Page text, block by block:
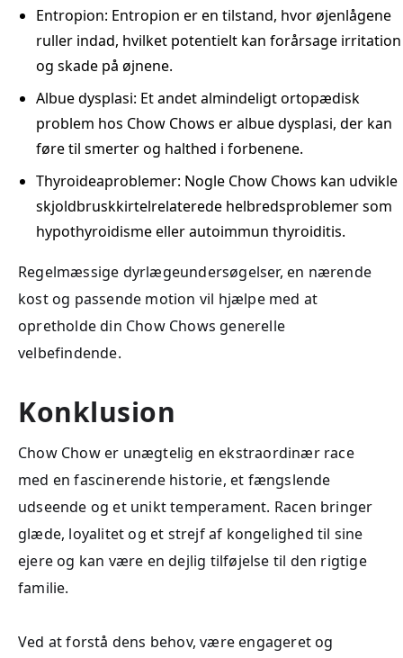
Entropion: Entropion er en tilstand, hvor øjenlågene
ruller indad, hvilket potentielt kan forårsage irritation
og skade på øjnene.
Albue dysplasi: Et andet almindeligt ortopædisk
problem hos Chow Chows er albue dysplasi, der kan
føre til smerter og halthed i forbenene.
Thyroideaproblemer: Nogle Chow Chows kan udvikle
skjoldbruskkirtelrelaterede helbredsproblemer som
hypothyroidisme eller autoimmun thyroiditis.
Regelmæssige dyrlægeundersøgelser, en nærende
kost og passende motion vil hjælpe med at
opretholde din Chow Chows generelle
velbefindende.
Konklusion
Chow Chow er unægtelig en ekstraordinær race
med en fascinerende historie, et fængslende
udseende og et unikt temperament. Racen bringer
glæde, loyalitet og et strejf af kongelighed til sine
ejere og kan være en dejlig tilføjelse til den rigtige
familie.
Ved at forstå dens behov, være engageret og